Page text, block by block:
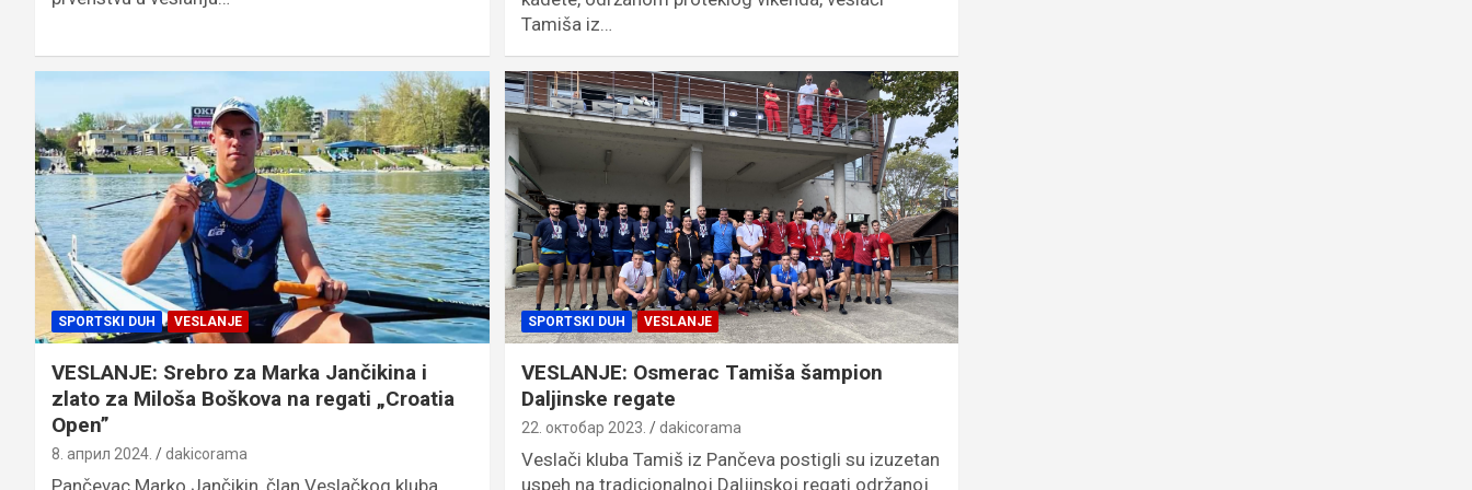
Tamiša iz…
SPORTSKI DUH VESLANJE
VESLANJE: Srebro za Marka Jančikina i
zlato za Miloša Boškova na regati „Croatia
Open”
8. април 2024. dakicorama
Pančevac Marko Jančikin, član Veslačkog kluba
SPORTSKI DUH VESLANJE
VESLANJE: Osmerac Tamiša šampion
Daljinske regate
22. октобар 2023. dakicorama
Veslači kluba Tamiš iz Pančeva postigli su izuzetan
uspeh na tradicionalnoj Daljinskoj regati održanoj